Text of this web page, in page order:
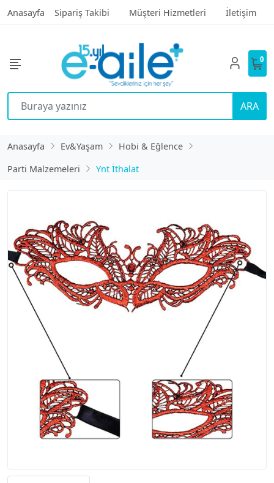
Anasayfa Sipariş Takibi Müşteri Hizmetleri İletişim
ARA
0
Anasayfa Ev&Yaşam
Hobi & Eğlence
Parti Malzemeleri
Ynt İthalat